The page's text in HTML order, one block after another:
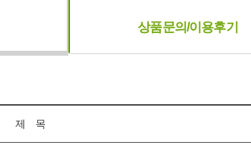
상품문의/이용후기
제 목